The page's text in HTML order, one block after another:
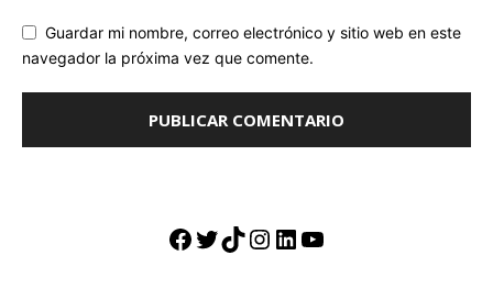
Guardar mi nombre, correo electrónico y sitio web en este
navegador la próxima vez que comente.
Facebook
Twitter
TikTok
Instagram
LinkedIn
YouTube